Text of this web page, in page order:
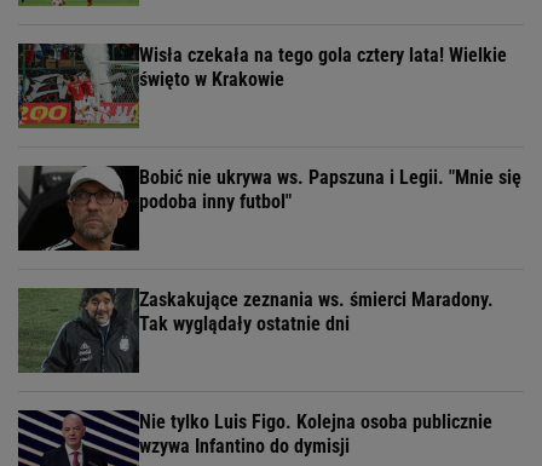
Wisła czekała na tego gola cztery lata! Wielkie
święto w Krakowie
Bobić nie ukrywa ws. Papszuna i Legii. "Mnie się
podoba inny futbol"
Zaskakujące zeznania ws. śmierci Maradony.
Tak wyglądały ostatnie dni
Nie tylko Luis Figo. Kolejna osoba publicznie
wzywa Infantino do dymisji